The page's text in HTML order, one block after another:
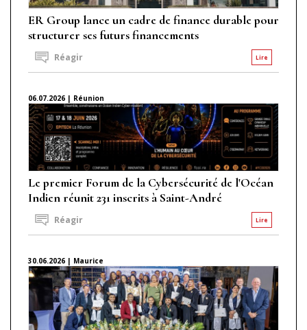
ER Group lance un cadre de finance durable pour
structurer ses futurs financements
Lire
Réagir
06.07.2026 | Réunion
Le premier Forum de la Cybersécurité de l'Océan
Indien réunit 231 inscrits à Saint-André
Lire
Réagir
30.06.2026 | Maurice